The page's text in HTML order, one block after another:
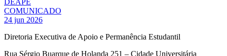
COMUNICADO
24 jun 2026
Diretoria Executiva de Apoio e Permanência Estudantil
Rua Sérgio Buarque de Holanda 251 – Cidade Universitária